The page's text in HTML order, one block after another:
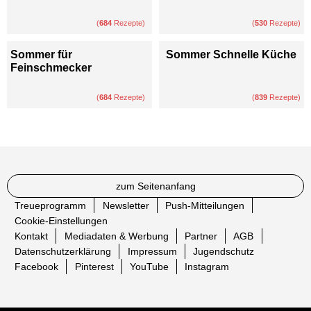
(684 Rezepte) (530 Rezepte)
Sommer für
Feinschmecker
(684 Rezepte)
Sommer Schnelle Küche
(839 Rezepte)
zum Seitenanfang
Treueprogramm
Newsletter
Push-Mitteilungen
Cookie-Einstellungen
Kontakt
Mediadaten & Werbung Partner
AGB
Datenschutzerklärung
Impressum
Jugendschutz
Facebook
Pinterest YouTube Instagram